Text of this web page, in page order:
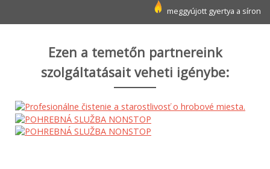
meggyújott gyertya a síron
Ezen a temetőn partnereink
szolgáltatásait veheti igénybe: